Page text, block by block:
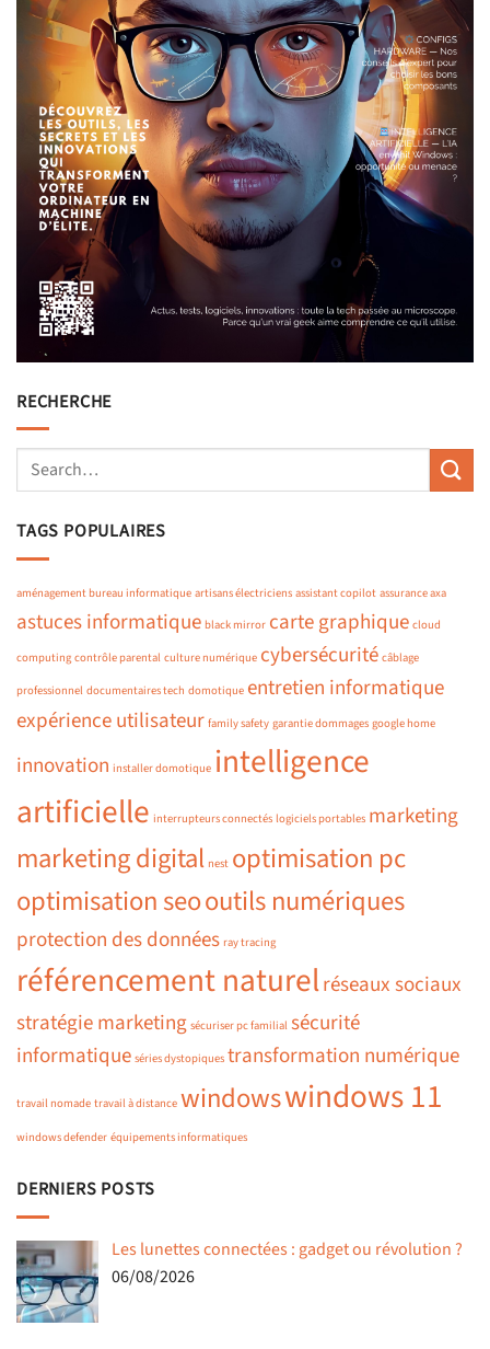
RECHERCHE
TAGS POPULAIRES
aménagement bureau informatique artisans électriciens assistant copilot assurance axa
astuces informatique black mirror carte graphique cloud
computing contrôle parental culture numérique cybersécurité câblage
professionnel documentaires tech domotique entretien informatique
expérience utilisateur family safety garantie dommages google home
innovation installer domotique intelligence
artificielle interrupteurs connectés logiciels portables marketing
marketing digital nest optimisation pc
optimisation seooutils numériques
protection des données ray tracing
référencement naturelréseaux sociaux
stratégie marketing sécuriser pc familial sécurité
informatique séries dystopiques transformation numérique
travail nomade travail à distance windowswindows 11
windows defender équipements informatiques
DERNIERS POSTS
Les lunettes connectées : gadget ou révolution ?
06/08/2026